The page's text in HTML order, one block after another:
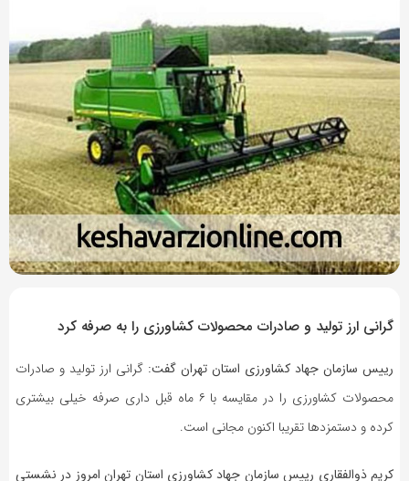
گرانی ارز تولید و صادرات محصولات کشاورزی را به صرفه کرد
رییس سازمان جهاد کشاورزی استان تهران گفت: گرانی ارز تولید و صادرات
محصولات کشاورزی را در مقایسه با ۶ ماه قبل داری صرفه خیلی بیشتری
کرده و دستمزدها تقریبا اکنون مجانی است.
کریم ذوالفقاری رییس سازمان جهاد کشاورزی استان تهران امروز در نشستی